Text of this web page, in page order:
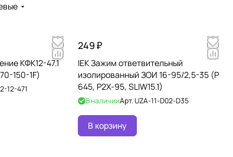
КФК12-47.1
150-1F)
12-471
249 ₽
IEK Зажим ответвительный
изолированный ЗОИ 16-95/2,5-35 (P
645, P2X-95, SLIW15.1)
В наличииАрт.UZA-11-D02-D35
В корзину